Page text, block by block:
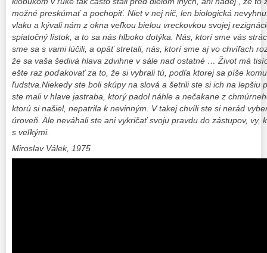
možné preskúmať a pochopiť. Niet v nej nič, len biologická
vlaku a kývali nám z okna veľkou bielou vreckovkou svojej
spiatočný lístok, a to sa nás hlboko dotýka. Nás, ktorí sme vás
sme sa s vami lúčili, a opäť stretali, nás, ktorí sme aj vo chvíľach
že sa vaša šedivá hlava zdvihne v sále nad ostatné … Život má
ešte raz poďakovať za to, že si vybrali tú, podľa ktorej sa píše
ľudstva.Niekedy ste boli skúpy na slová a šetrili ste si ich na lepšiu
ste mali v hlave jastraba, ktorý padol náhle a nečakane z
ktorú si našiel, nepatrila k nevinným. V takej chvíli ste si nerád
úroveň. Ale neváhali ste ani vykričať svoju pravdu do zástupov, vy,
s veľkými.
Miroslav Válek, 1975